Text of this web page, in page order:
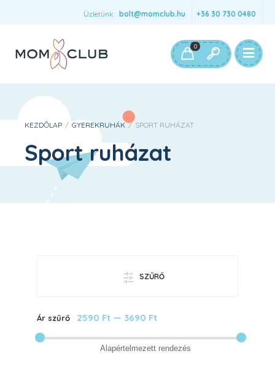
Üzletünk: bolt@momclub.hu +36 30 730 0480
0
KEZDŐLAP / GYEREKRUHÁK / SPORT RUHÁZAT
Sport ruházat
SZŰRŐ
Ár szűrő 2590 Ft — 3690 Ft